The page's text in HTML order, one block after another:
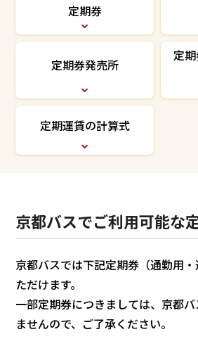
定期券
定期券発売所
定
定期運賃の計算式
京都バスでご利用可能な
京都バスでは下記定期券（通勤用
ただけます。
一部定期券につきましては、京都
ませんので、ご了承ください。